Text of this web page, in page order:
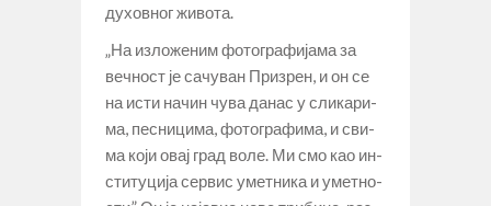
ду­хов­ног жи­во­та.
„На из­ло­же­ним фо­то­гра­фи­ја­ма за
веч­ност је са­чу­ван При­зрен, и он се
на исти на­чин чу­ва да­нас у сли­ка­ри­
ма, пе­сни­ци­ма, фо­то­гра­фи­ма, и сви­
ма ко­ји овај град во­ле. Ми смо као ин­
сти­ту­ци­ја сер­вис умет­ни­ка и умет­но­